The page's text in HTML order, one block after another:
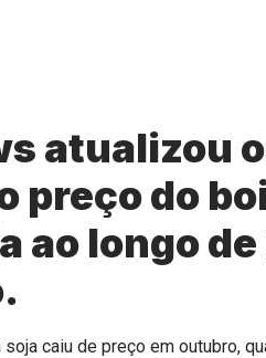
atualizou
preço do
ao longo
caiu de preço em outubro,